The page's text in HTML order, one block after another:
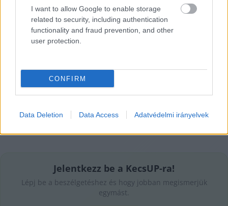
I want to allow Google to enable storage
related to security, including authentication
functionality and fraud prevention, and other
user protection.
CONFIRM
Data Deletion Data Access Adatvédelmi irányelvek
már kevésbé szeretik. Van amikor az
Promó Piroska
Jelentkezz be a KecsUP-ra!
Lépj be a beszélgetéshez és hogy jobban megismerjük
egymást.